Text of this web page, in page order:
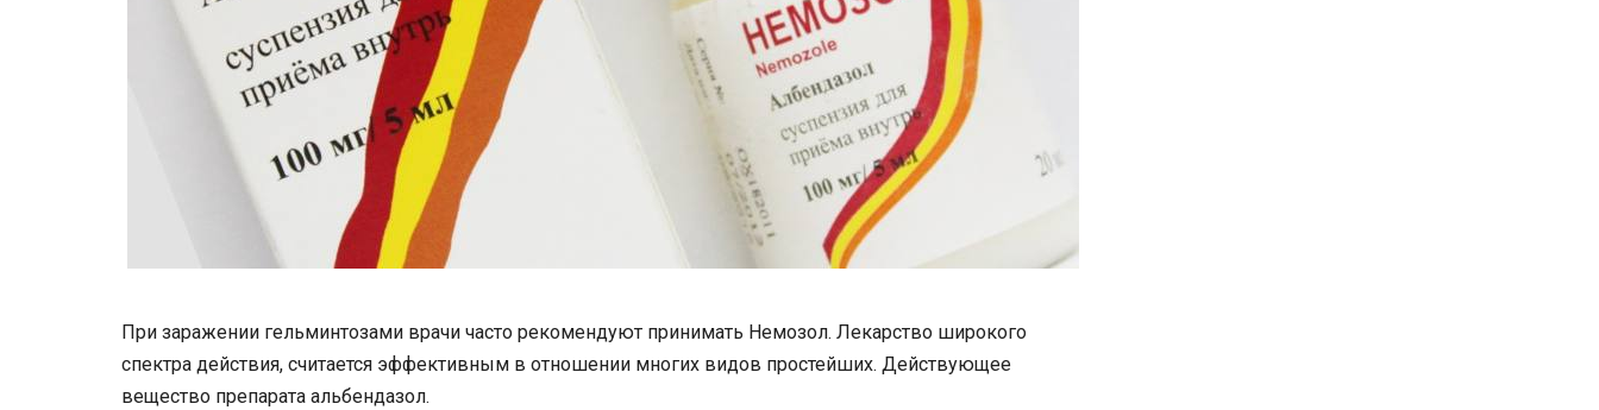
При заражении гельминтозами врачи часто рекомендуют принимать Немозол. Лекарство широкого
спектра действия, считается эффективным в отношении многих видов простейших. Действующее
вещество препарата альбендазол.